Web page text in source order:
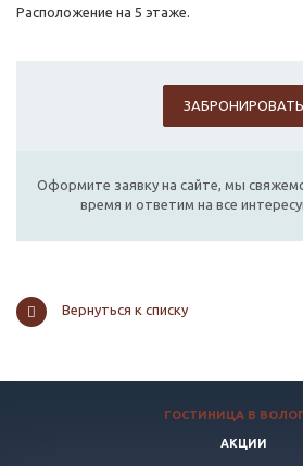
Расположение на 5 этаже.
ЗАБРОНИРОВАТЬ
Оформите заявку на сайте, мы
время и ответим на все
Вернуться к списку
ГОСТИНИЦА В
АКЦИИ